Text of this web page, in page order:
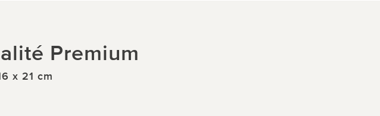
Premium
x 21 cm